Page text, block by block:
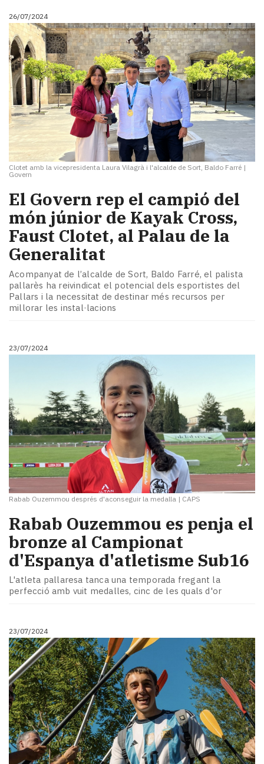
26/07/2024
Clotet amb la vicepresidenta Laura Vilagrà i l'alcalde de Sort, Baldo Farré |
Govern
El Govern rep el campió del
món júnior de Kayak Cross,
Faust Clotet, al Palau de la
Generalitat
Acompanyat de l’alcalde de Sort, Baldo Farré, el palista
pallarès ha reivindicat el potencial dels esportistes del
Pallars i la necessitat de destinar més recursos per
millorar les instal·lacions
23/07/2024
Rabab Ouzemmou després d'aconseguir la medalla | CAPS
Rabab Ouzemmou es penja el
bronze al Campionat
d'Espanya d'atletisme Sub16
L'atleta pallaresa tanca una temporada fregant la
perfecció amb vuit medalles, cinc de les quals d'or
23/07/2024